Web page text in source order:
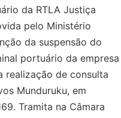
da RTLA Justiça
pelo Ministério
da suspensão do
portuário da empresa
realização de consulta
Munduruku, em
Tramita na Câmara